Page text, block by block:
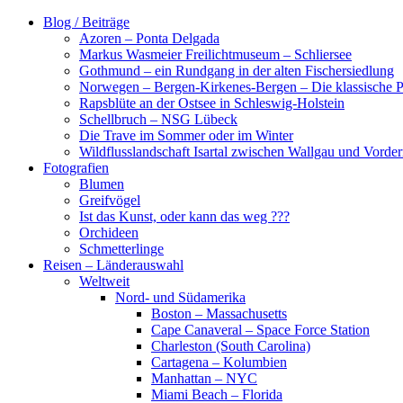
Zum
Blog / Beiträge
Azoren – Ponta Delgada
Markus Wasmeier Freilichtmuseum – Schliersee
Gothmund – ein Rundgang in der alten Fischersiedlung
Norwegen – Bergen-Kirkenes-Bergen – Die klassische
Rapsblüte an der Ostsee in Schleswig-Holstein
Schellbruch – NSG Lübeck
Die Trave im Sommer oder im Winter
Wildflusslandschaft Isartal zwischen Wallgau und
Fotografien
Blumen
Greifvögel
Ist das Kunst, oder kann das weg ???
Orchideen
Schmetterlinge
Reisen – Länderauswahl
Weltweit
Nord- und Südamerika
Boston – Massachusetts
Cape Canaveral – Space Force Station
Charleston (South Carolina)
Cartagena – Kolumbien
Manhattan – NYC
Miami Beach – Florida